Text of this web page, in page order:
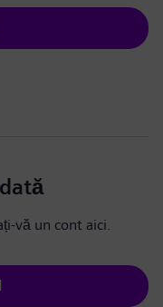
vă un cont aici.